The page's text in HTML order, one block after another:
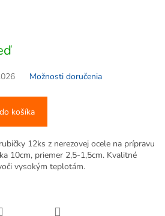
Možnosti doručenia
košíka
12ks z nerezovej ocele na prípravu
10cm, priemer 2,5-1,5cm. Kvalitné
vysokým teplotám.